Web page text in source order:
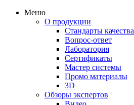
Меню
О продукции
Стандарты качества
Вопрос-ответ
Лаборатория
Сертификаты
Мастер системы
Промо материалы
3D
Обзоры экспертов